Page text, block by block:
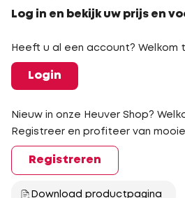
Log in en bekijk uw prijs en
Heeft u al een account? Welkom
Login
Nieuw in onze Heuver Shop?
Registreer en profiteer van
Registreren
Download productpagina